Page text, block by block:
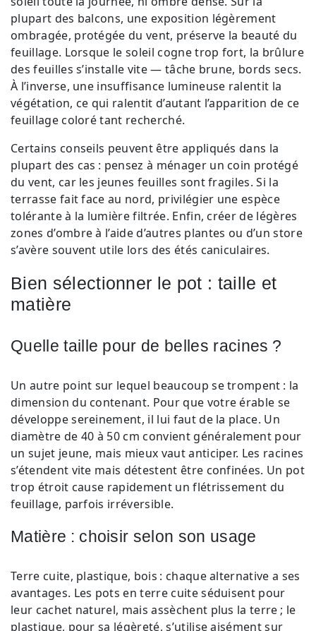
plupart des balcons, une exposition légèrement
ombragée, protégée du vent, préserve la beauté du
feuillage. Lorsque le soleil cogne trop fort, la brûlure
des feuilles s’installe vite — tâche brune, bords secs.
À l’inverse, une insuffisance lumineuse ralentit la
végétation, ce qui ralentit d’autant l’apparition de ce
feuillage coloré tant recherché.
Certains conseils peuvent être appliqués dans la
plupart des cas : pensez à ménager un coin protégé
du vent, car les jeunes feuilles sont fragiles. Si la
terrasse fait face au nord, privilégier une espèce
tolérante à la lumière filtrée. Enfin, créer de légères
zones d’ombre à l’aide d’autres plantes ou d’un store
s’avère souvent utile lors des étés caniculaires.
Bien sélectionner le pot : taille et
matière
Quelle taille pour de belles racines ?
Un autre point sur lequel beaucoup se trompent : la
dimension du contenant. Pour que votre érable se
développe sereinement, il lui faut de la place. Un
diamètre de 40 à 50 cm convient généralement pour
un sujet jeune, mais mieux vaut anticiper. Les racines
s’étendent vite mais détestent être confinées. Un pot
trop étroit cause rapidement un flétrissement du
feuillage, parfois irréversible.
Matière : choisir selon son usage
Terre cuite, plastique, bois : chaque alternative a ses
avantages. Les pots en terre cuite séduisent pour
leur cachet naturel, mais assèchent plus la terre ; le
plastique, pour sa légèreté, s’utilise aisément sur